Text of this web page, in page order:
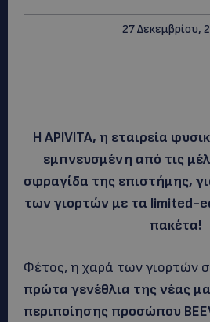
27 Δεκεμβρίου,
Η APIVITA, η εταιρεία
εμπνευσμένη από τις
σφραγίδα της επιστήμης,
των γιορτών με τα limited-
πακέτα!
Φέτος, η χαρά των γιορτών
πρώτα γενέθλια της νέας
περιποίησης προσώπου